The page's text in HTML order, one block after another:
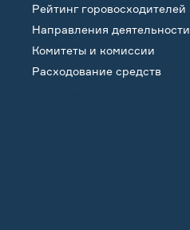
Рейтинг горовосходителей
Направления деятельности
Комитеты и комиссии
Расходование средств